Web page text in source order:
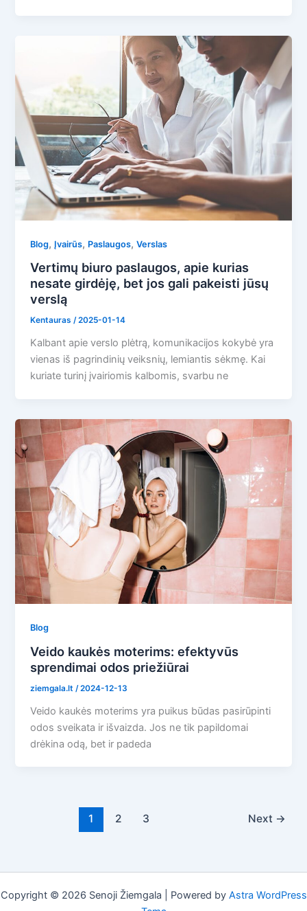
Blog,Įvairūs, Paslaugos,Verslas
Vertimų biuro paslaugos, apie kurias
nesate girdėję, bet jos gali pakeisti jūsų
verslą
Kentauras/2025-01-14
Kalbant apie verslo plėtrą, komunikacijos kokybė yra
vienas iš pagrindinių veiksnių, lemiantis sėkmę. Kai
kuriate turinį įvairiomis kalbomis, svarbu ne
Blog
Veido kaukės moterims: efektyvūs
sprendimai odos priežiūrai
ziemgala.lt /2024-12-13
Veido kaukės moterims yra puikus būdas pasirūpinti
odos sveikata ir išvaizda. Jos ne tik papildomai
drėkina odą, bet ir padeda
1 2 3 Next →
Copyright © 2026 Senoji Žiemgala | Powered by Astra WordPress